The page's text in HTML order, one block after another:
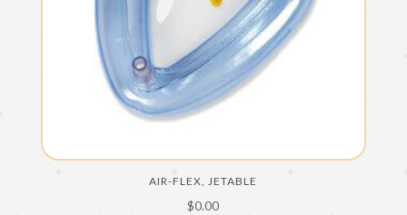
AIR-FLEX, JETABLE
$0.00